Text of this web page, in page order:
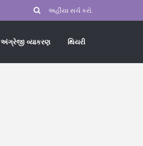
અંગ્રેજી વ્યાકરણ થિયરી